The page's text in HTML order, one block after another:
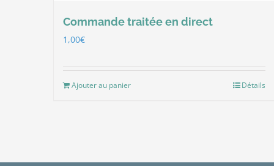
Commande traitée en direct
1,00€
Ajouter au panier Détails